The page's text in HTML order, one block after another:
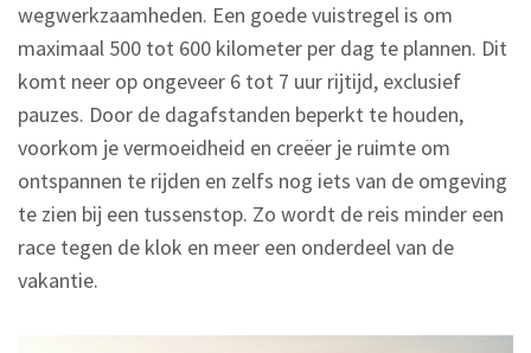
wegwerkzaamheden. Een goede vuistregel is om
maximaal 500 tot 600 kilometer per dag te plannen. Dit
komt neer op ongeveer 6 tot 7 uur rijtijd, exclusief
pauzes. Door de dagafstanden beperkt te houden,
voorkom je vermoeidheid en creëer je ruimte om
ontspannen te rijden en zelfs nog iets van de omgeving
te zien bij een tussenstop. Zo wordt de reis minder een
race tegen de klok en meer een onderdeel van de
vakantie.